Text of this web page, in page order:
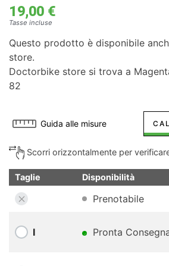
19,00 €
Tasse incluse
Questo prodotto è disponibile
store.
Doctorbike store si trova a
82
Guida alle misure
Scorri orizzontalmente per
Taglie Disponibilità
Prenotabile
I Pronta